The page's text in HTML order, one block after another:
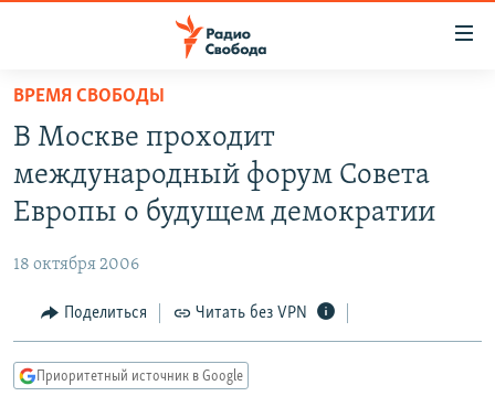
упрощенного
доступа
основному
Вернутся
Вернутся
АВТОРСКИЕ ПРОЕКТЫ
МНЕНИЯ
КУЛЬТУРА
КАВКАЗ.РЕАЛИИ
ВРЕМЯ СВОБОДЫ
В Москве проходит
международный форум Совета
Европы о будущем демократии
18 октября 2006
Поделиться Читать без VPN
Приоритетный источник в Google